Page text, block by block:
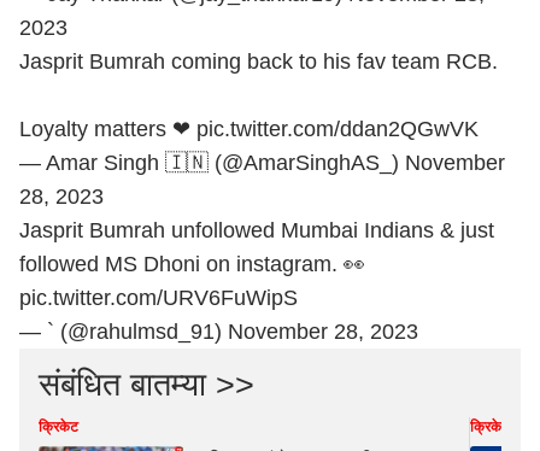
2023
Jasprit Bumrah coming back to his fav team RCB.
Loyalty matters ❤ pic.twitter.com/ddan2QGwVK
— Amar Singh 🇮🇳 (@AmarSinghAS_) November
28, 2023
Jasprit Bumrah unfollowed Mumbai Indians & just
followed MS Dhoni on instagram. 👀
pic.twitter.com/URV6FuWipS
— ` (@rahulmsd_91) November 28, 2023
संबंधित बातम्या >>
क्रिकेट क्रिकेट